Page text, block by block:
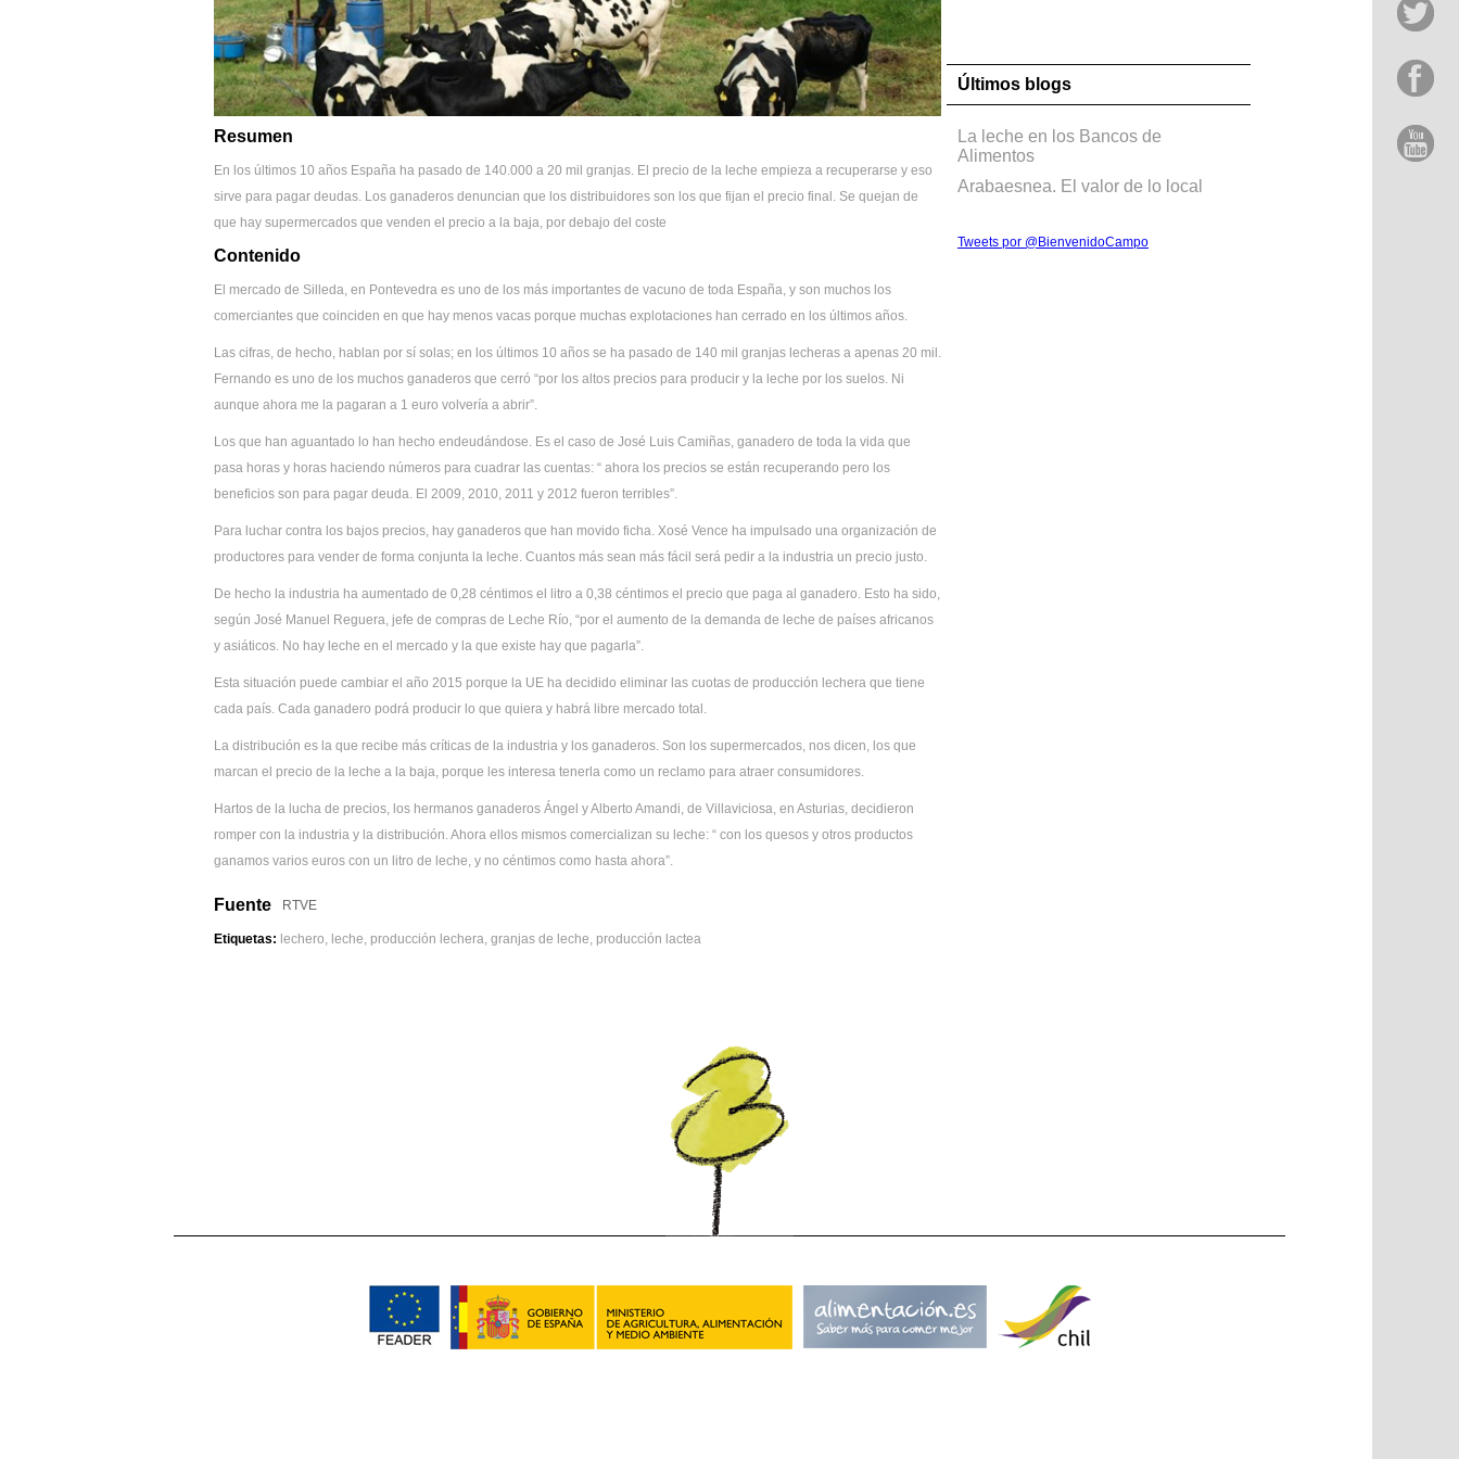
Resumen
En los últimos 10 años España ha pasado de 140.000 a 20 mil granjas. El precio de la leche empieza a recuperarse y eso
sirve para pagar deudas. Los ganaderos denuncian que los distribuidores son los que fijan el precio final. Se quejan de
que hay supermercados que venden el precio a la baja, por debajo del coste
Contenido
El mercado de Silleda, en Pontevedra es uno de los más importantes de vacuno de toda España, y son muchos los
comerciantes que coinciden en que hay menos vacas porque muchas explotaciones han cerrado en los últimos años.
Las cifras, de hecho, hablan por sí solas; en los últimos 10 años se ha pasado de 140 mil granjas lecheras a apenas 20 mil.
Fernando es uno de los muchos ganaderos que cerró “por los altos precios para producir y la leche por los suelos. Ni
aunque ahora me la pagaran a 1 euro volvería a abrir”.
Los que han aguantado lo han hecho endeudándose. Es el caso de José Luis Camiñas, ganadero de toda la vida que
pasa horas y horas haciendo números para cuadrar las cuentas: “ ahora los precios se están recuperando pero los
beneficios son para pagar deuda. El 2009, 2010, 2011 y 2012 fueron terribles”.
Para luchar contra los bajos precios, hay ganaderos que han movido ficha. Xosé Vence ha impulsado una organización de
productores para vender de forma conjunta la leche. Cuantos más sean más fácil será pedir a la industria un precio justo.
De hecho la industria ha aumentado de 0,28 céntimos el litro a 0,38 céntimos el precio que paga al ganadero. Esto ha sido,
según José Manuel Reguera, jefe de compras de Leche Río, “por el aumento de la demanda de leche de países africanos
y asiáticos. No hay leche en el mercado y la que existe hay que pagarla”.
Esta situación puede cambiar el año 2015 porque la UE ha decidido eliminar las cuotas de producción lechera que tiene
cada país. Cada ganadero podrá producir lo que quiera y habrá libre mercado total.
La distribución es la que recibe más críticas de la industria y los ganaderos. Son los supermercados, nos dicen, los que
marcan el precio de la leche a la baja, porque les interesa tenerla como un reclamo para atraer consumidores.
Hartos de la lucha de precios, los hermanos ganaderos Ángel y Alberto Amandi, de Villaviciosa, en Asturias, decidieron
romper con la industria y la distribución. Ahora ellos mismos comercializan su leche: “ con los quesos y otros productos
ganamos varios euros con un litro de leche, y no céntimos como hasta ahora”.
Fuente RTVE
Etiquetas: lechero, leche, producción lechera, granjas de leche, producción lactea
Últimos blogs
La leche en los Bancos de
Alimentos
Arabaesnea. El valor de lo local
Tweets por @BienvenidoCampo